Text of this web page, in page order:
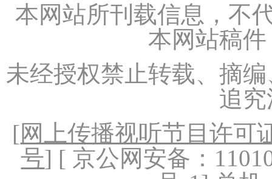
本网站所刊载信息，不
本网站稿
未经授权禁止转载、摘
追
[网上传播视听节目许可
号] [ 京公网安备：